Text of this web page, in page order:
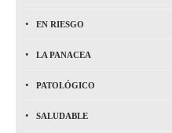
EN RIESGO
LA PANACEA
PATOLÓGICO
SALUDABLE